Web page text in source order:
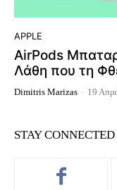
APPLE
AirPods
Λάθη που τη
Dimitris Marizas - 19
STAY CONNECTED